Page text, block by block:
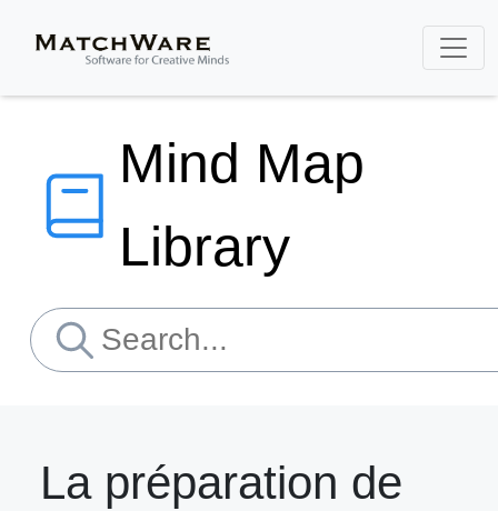
Mind Map
Library
La préparation de